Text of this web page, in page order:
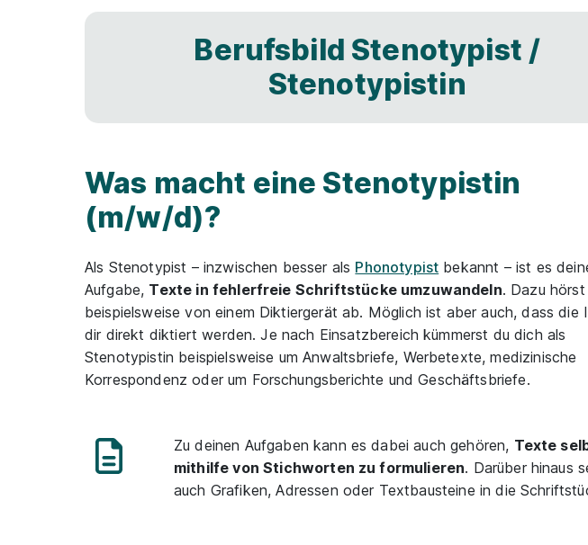
Berufsbild Stenotypist /
Stenotypistin
Was macht eine Stenotypistin
(m/w/d)?
Als Stenotypist – inzwischen besser als Phonotypist bekannt – ist es
Aufgabe, Texte in fehlerfreie Schriftstücke umzuwandeln. Dazu
beispielsweise von einem Diktiergerät ab. Möglich ist aber auch, dass die
dir direkt diktiert werden. Je nach Einsatzbereich kümmerst du dich als
Stenotypistin beispielsweise um Anwaltsbriefe, Werbetexte, medizinische
Korrespondenz oder um Forschungsberichte und Geschäftsbriefe.
Zu deinen Aufgaben kann es dabei auch gehören, Texte
mithilfe von Stichworten zu formulieren. Darüber hinaus
auch Grafiken, Adressen oder Textbausteine in die